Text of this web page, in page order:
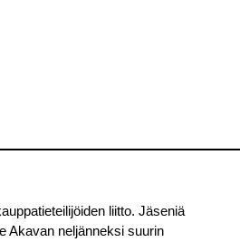
liitto. Jäseniä
Akavan neljänneksi suurin